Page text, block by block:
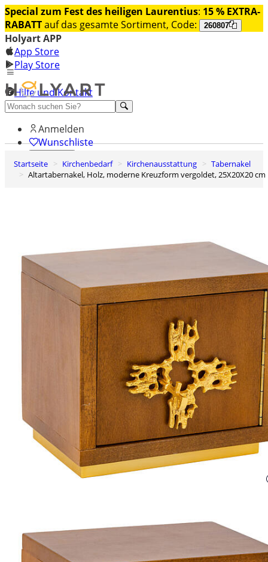
Special zum Fest des heiligen Laurentius: 15 % EXTRA-
RABATTauf das gesamte Sortiment, Code: 260807
Holyart APP
App Store
Play Store
Hilfe und Kontakt
Entdecken Sie Premium
Anmelden
Wunschliste
0
Warenkorb
Startseite Kirchenbedarf Kirchenausstattung
Tabernakel
Altartabernakel, Holz, moderne Kreuzform vergoldet, 25X20X20 cm